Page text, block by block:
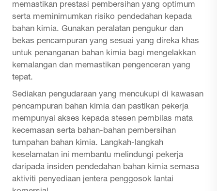
memastikan prestasi pembersihan yang optimum
serta meminimumkan risiko pendedahan kepada
bahan kimia. Gunakan peralatan pengukur dan
bekas pencampuran yang sesuai yang direka khas
untuk penanganan bahan kimia bagi mengelakkan
kemalangan dan memastikan pengenceran yang
tepat.
Sediakan pengudaraan yang mencukupi di kawasan
pencampuran bahan kimia dan pastikan pekerja
mempunyai akses kepada stesen pembilas mata
kecemasan serta bahan-bahan pembersihan
tumpahan bahan kimia. Langkah-langkah
keselamatan ini membantu melindungi pekerja
daripada insiden pendedahan bahan kimia semasa
aktiviti penyediaan jentera penggosok lantai